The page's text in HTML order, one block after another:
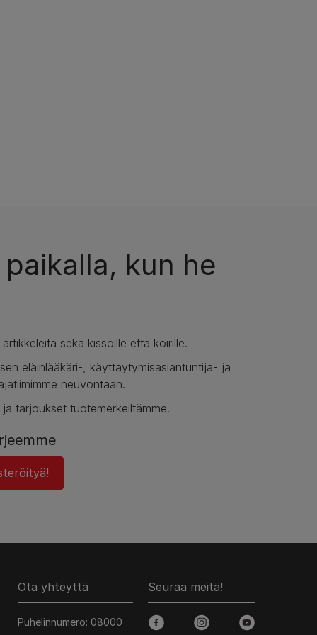
kun he
sekä kissoille että koirille.
eläinlääkäri-, käyttäytymisasiantuntija- ja
neuvontaan.
tarjoukset tuotemerkeiltämme.
Ota yhteyttä
Puhelinnumero: 08000
Seuraa meitä!
facebookinstagramyoutube